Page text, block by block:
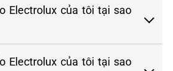
Electrolux của tôi tại sao
Electrolux của tôi tại sao